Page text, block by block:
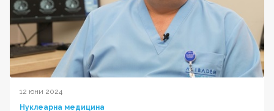
12 юни 2024
Нуклеарна медицина